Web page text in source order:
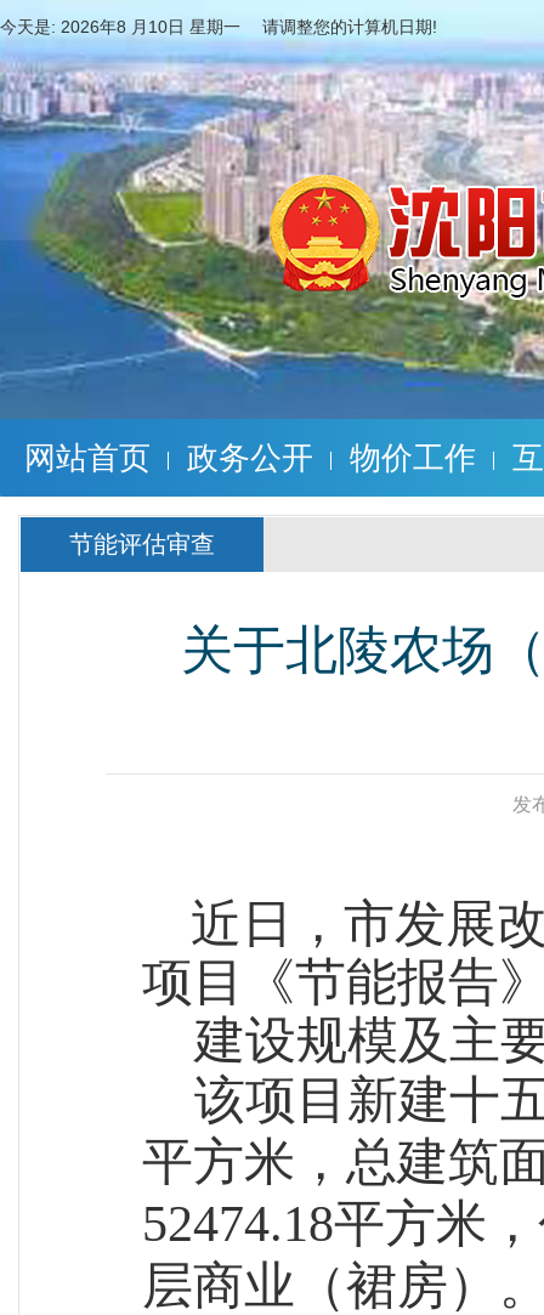
今天是: 2026年8 月10日 星期一 请调整您的计算机日期!
网站首页 政务公开 物价工作
节能评估审查
关于北陵农场
发
近日，市发展
项目
《节能报告
建设规模及主
该项目新建十
平方米，总建筑
52474.18平方米
层商业（裙房）